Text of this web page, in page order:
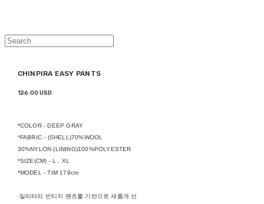
CHINPIRA EASY PANTS
126.00 USD
*COLOR - DEEP GRAY
*FABRIC - (SHELL)70%WOOL
30%NYLON (LINING)100%POLYESTER
*SIZE(CM) - L , XL
*MODEL - TIM 179cm
-밀리터리 빈티지 팬츠를 기반으로 새롭게 선